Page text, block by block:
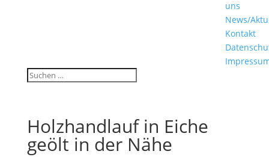
uns
News/
Kontakt
Holzhandlauf in Eiche
geölt in der Nähe